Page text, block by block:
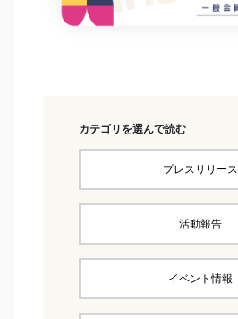
カテゴリを選んで読む
プレスリリース
活動報告
イベント情報